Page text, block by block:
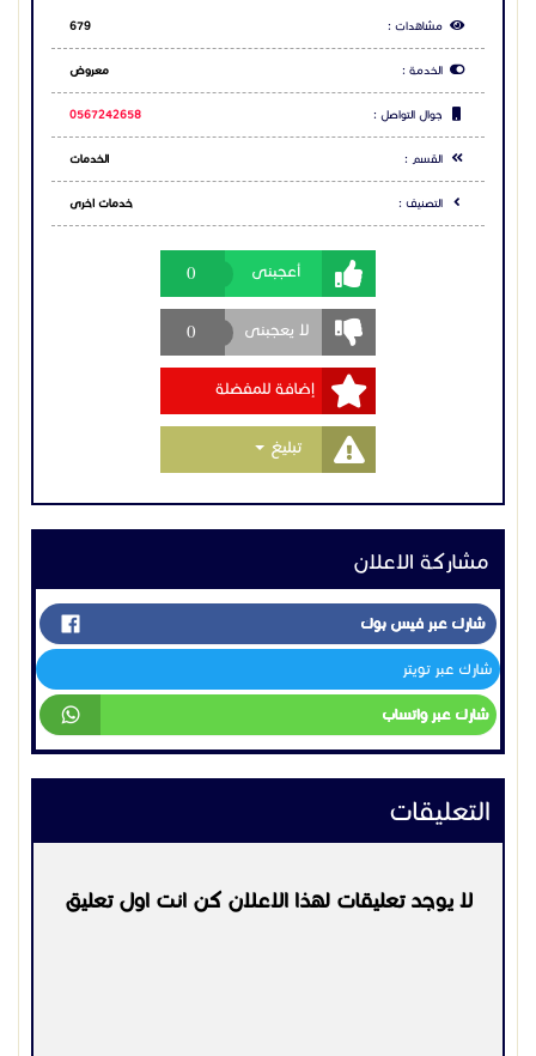
مشاهدات : 679
الخدمة : معروض
جوال التواصل : 0567242658
القسم : الخدمات
التصنيف : خدمات اخرى
أعجبنى 0
لا يعجبنى 0
إضافة للمفضلة
تبليغ Toggle Dropdown
مشاركة الاعلان
شارك عبر فيس بوك
شارك عبر تويتر
شارك عبر واتساب
التعليقات
لا يوجد تعليقات لهذا الاعلان كن انت اول تعليق